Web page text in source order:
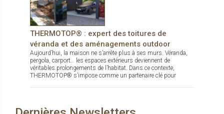
THERMOTOP® : expert des toitures de
véranda et des aménagements outdoor
Aujourd’hui, la maison ne s’arrête plus à ses murs. Véranda,
pergola, carport… les espaces extérieurs deviennent de
véritables prolongements de l’habitat. Dans ce contexte,
THERMOTOP® s’impose comme un partenaire clé pour